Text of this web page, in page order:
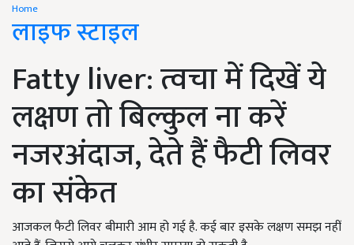
Home
लाइफ स्टाइल
Fatty liver: त्वचा में दिखें ये
लक्षण तो बिल्कुल ना करें
नजरअंदाज, देते हैं फैटी लिवर
का संकेत
आजकल फैटी लिवर बीमारी आम हो गई है. कई बार इसके लक्षण समझ नहीं